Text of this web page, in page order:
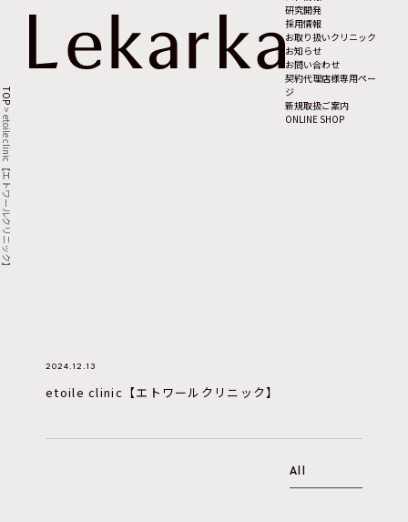
研究開発
採用情報
お取り扱いクリニック
お知らせ
お問い合わせ
契約代理店様専用ペー
ジ
新規取扱ご案内
ONLINE SHOP
TOP
>
etoile clinic【エトワールクリニック】
2024.12.13
etoile clinic【エトワールクリニック】
All